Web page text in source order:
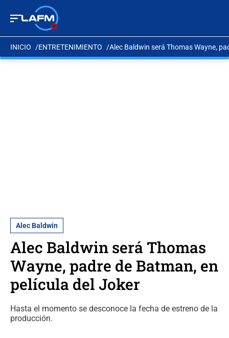
INICIO ENTRETENIMIENTO Alec Baldwin será Thomas Wayne,
Alec Baldwin
Alec Baldwin será Thomas
Wayne, padre de Batman, en
película del Joker
Hasta el momento se desconoce la fecha de estreno de la
producción.